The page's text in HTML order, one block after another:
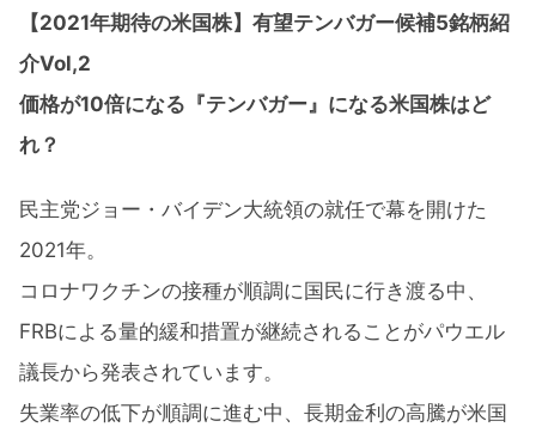
【2021年期待の米国株】有望テンバガー候補5銘柄紹
介Vol,2
価格が10倍になる『テンバガー』になる米国株はど
れ？
民主党ジョー・バイデン大統領の就任で幕を開けた
2021年。
コロナワクチンの接種が順調に国民に行き渡る中、
FRBによる量的緩和措置が継続されることがパウエル
議長から発表されています。
失業率の低下が順調に進む中、長期金利の高騰が米国